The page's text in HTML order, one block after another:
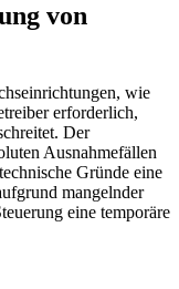
von
wie
erforderlich,
Der
Ausnahmefällen
Gründe eine
mangelnder
eine temporäre